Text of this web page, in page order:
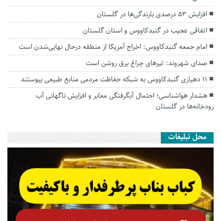
افزایش ۵۳ درصدی بارندگی‌ها در گلستان
اتفاقی عجیب در‌ گنبدکاووس و استان گلستان
امام جمعه گنبدکاووس: اخراج آمریکا از منطقه درحال نهایی‌شدن است
صدای شهروند: تیرهای چراغ برق روشن است
۱۱ دهیاری گنبدکاووس به شبکه حفاظت مردمی منابع طبیعی پیوستند
هشدار هواشناسی؛ احتمال آبگرفتگی معابر و افزایش ناگهانی آب
رودخانه‌ها در گلستان
محل تبلیغات